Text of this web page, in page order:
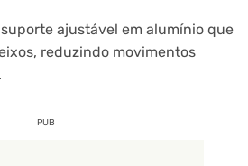
ajustável em alumínio que
reduzindo movimentos
PUB